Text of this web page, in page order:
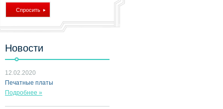
Новости
12.02.2020
Печатные платы
Подробнее »